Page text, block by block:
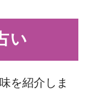
い
を紹介しま